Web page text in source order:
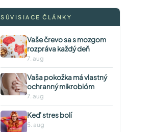
SÚVISIACE ČLÁNKY
Vaše črevo sa s mozgom
rozpráva každý deň
7. aug
Vaša pokožka má vlastný
ochranný mikrobióm
7. aug
Keď stres bolí
5. aug